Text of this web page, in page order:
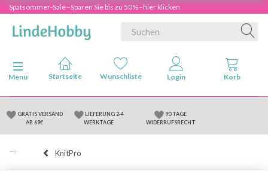
Spätsommer-Sale - Sparen Sie bis zu 50% - hier klicken
Anzeige ändern
Menü
GRATIS VERSAND
AB 69€
LIEFERUNG 2-4
WERKTAGE
90 TAGE
WIDERRUFSRECHT
KnitPro